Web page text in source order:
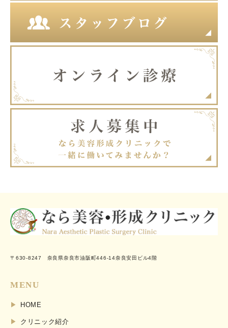
〒630-8247 奈良県奈良市油阪町446-14奈良安田ビル4階
MENU
HOME
クリニック紹介